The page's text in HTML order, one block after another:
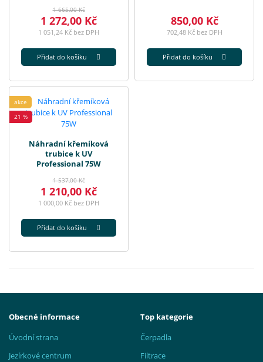
1 665,00 Kč
1 272,00 Kč
1 051,24 Kč bez DPH
Přidat do košíku
850,00 Kč
702,48 Kč bez DPH
Přidat do košíku
akce
21 %
Náhradní křemíková
trubice k UV
Professional 75W
1 537,00 Kč
1 210,00 Kč
1 000,00 Kč bez DPH
Přidat do košíku
Obecné informace
Úvodní strana
Jezírkové centrum
Top kategorie
Čerpadla
Filtrace